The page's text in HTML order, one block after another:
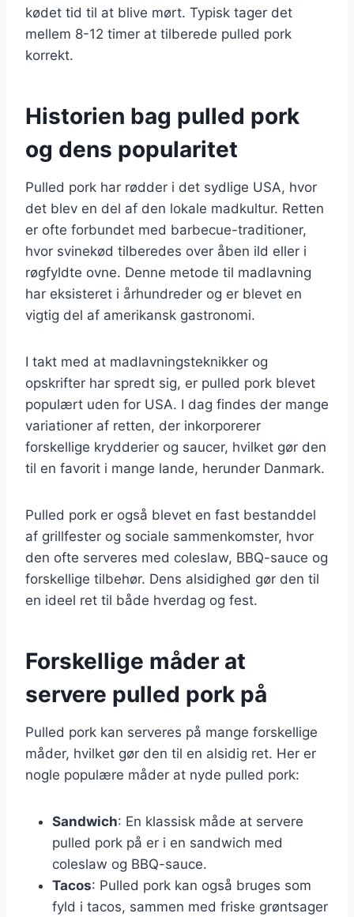
kødet tid til at blive mørt. Typisk tager det
mellem 8-12 timer at tilberede pulled pork
korrekt.
Historien bag pulled pork
og dens popularitet
Pulled pork har rødder i det sydlige USA, hvor
det blev en del af den lokale madkultur. Retten
er ofte forbundet med barbecue-traditioner,
hvor svinekød tilberedes over åben ild eller i
røgfyldte ovne. Denne metode til madlavning
har eksisteret i århundreder og er blevet en
vigtig del af amerikansk gastronomi.
I takt med at madlavningsteknikker og
opskrifter har spredt sig, er pulled pork blevet
populært uden for USA. I dag findes der mange
variationer af retten, der inkorporerer
forskellige krydderier og saucer, hvilket gør den
til en favorit i mange lande, herunder Danmark.
Pulled pork er også blevet en fast bestanddel
af grillfester og sociale sammenkomster, hvor
den ofte serveres med coleslaw, BBQ-sauce og
forskellige tilbehør. Dens alsidighed gør den til
en ideel ret til både hverdag og fest.
Forskellige måder at
servere pulled pork på
Pulled pork kan serveres på mange forskellige
måder, hvilket gør den til en alsidig ret. Her er
nogle populære måder at nyde pulled pork:
Sandwich: En klassisk måde at servere
pulled pork på er i en sandwich med
coleslaw og BBQ-sauce.
Tacos: Pulled pork kan også bruges som
fyld i tacos, sammen med friske grøntsager